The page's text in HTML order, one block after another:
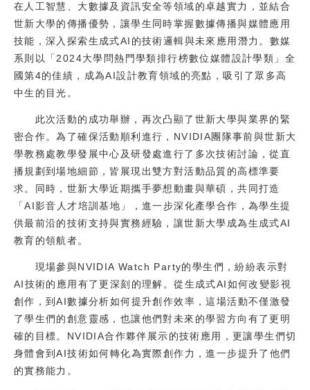
在人工智慧、大數據及資訊安全等領域的卓越實力，並結合
世新大學的傳播優勢，讓學生同時掌握數據傳播與媒體應用
技能，深入探索生成式AI的技術邏輯與未來應用潛力。數媒
系則以「2024大學問熱門學類排行榜數位媒體設計學類」全
國第4的佳績，成為AI設計教育領域的亮點，吸引了眾多高
中生的目光。
此次活動的成功舉辦，再次凸顯了世新大學與業界的緊
密合作。為了確保活動順利進行，NVIDIA團隊事前與世新大
學教務處教學發展中心及研發處進行了多次技術討論，從直
播規劃到場地細節，皆展現出雙方對活動品質的高標準要
求。同時，世新大學近期攜手夢想動畫與華碩，共同打造
「AI影音人才培訓基地」，進一步深化產學合作，為學生提
供最前沿的技術支持與實務經驗，讓世新大學成為生成式AI
教育的領航者。
現場參與NVIDIA Watch Party的學生們，紛紛表示對
AI技術的應用有了更深刻的理解。從生成式AI如何改變影視
創作，到AI數據分析如何提升創作效率，這場活動不僅激發
了學生們的創意靈感，也讓他們對未來的學習方向有了更明
確的目標。NVIDIA合作夥伴展示的技術應用，更讓學生們切
身體會到AI技術如何轉化為實際創作力，進一步提升了他們
的實務能力。